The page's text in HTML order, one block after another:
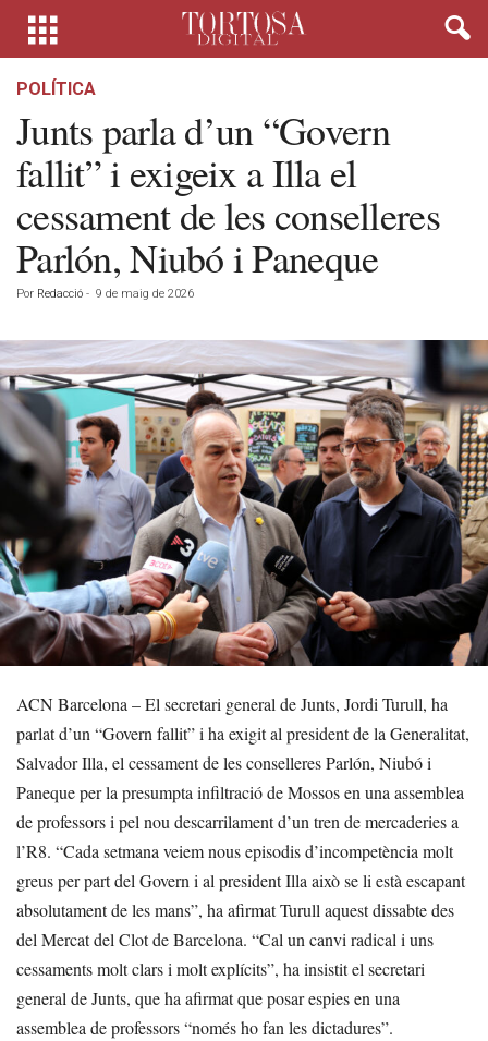
POLÍTICA
Junts parla d’un “Govern
fallit” i exigeix a Illa el
cessament de les conselleres
Parlón, Niubó i Paneque
Por Redacció - 9 de maig de 2026
ACN Barcelona – El secretari general de Junts, Jordi Turull, ha
parlat d’un “Govern fallit” i ha exigit al president de la Generalitat,
Salvador Illa, el cessament de les conselleres Parlón, Niubó i
Paneque per la presumpta infiltració de Mossos en una assemblea
de professors i pel nou descarrilament d’un tren de mercaderies a
l’R8. “Cada setmana veiem nous episodis d’incompetència molt
greus per part del Govern i al president Illa això se li està escapant
absolutament de les mans”, ha afirmat Turull aquest dissabte des
del Mercat del Clot de Barcelona. “Cal un canvi radical i uns
cessaments molt clars i molt explícits”, ha insistit el secretari
general de Junts, que ha afirmat que posar espies en una
assemblea de professors “només ho fan les dictadures”.